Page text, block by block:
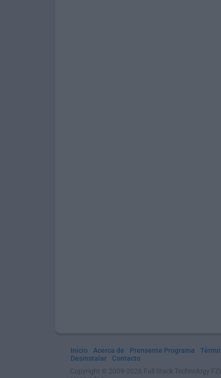
Inicio Acerca de Prensente Programa
Desinstalar
Contacto
Copyright © 2009-2026 Full Stack Technology